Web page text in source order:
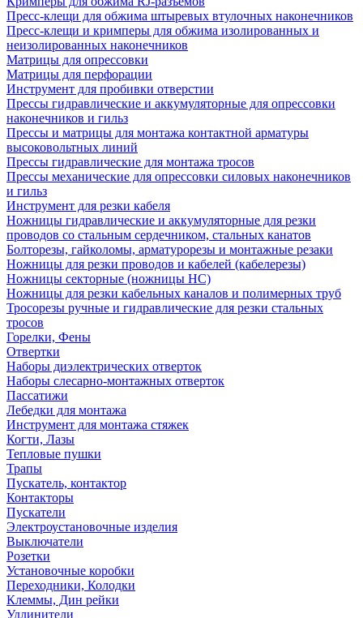
Пресс-клещи для обжима штыревых втулочных наконечников
Пресс-клещи и кримперы для обжима изолированных и
неизолированных наконечников
Матрицы для опрессовки
Матрицы для перфорации
Инструмент для пробивки отверстии
Прессы гидравлические и аккумуляторные для опрессовки
наконечников и гильз
Прессы и матрицы для монтажа контактной арматуры
высоковольтных линий
Прессы гидравлические для монтажа тросов
Прессы механические для опрессовки силовых наконечников
и гильз
Инструмент для резки кабеля
Ножницы гидравлические и аккумуляторные для резки
проводов со стальным сердечником, стальных канатов
Болторезы, гайколомы, арматурорезы и монтажные резаки
Ножницы для резки проводов и кабелей (кабелерезы)
Ножницы секторные (ножницы НС)
Ножницы для резки кабельных каналов и полимерных труб
Тросорезы ручные и гидравлические для резки стальных
тросов
Горелки, Фены
Отвертки
Наборы диэлектрических отверток
Наборы слесарно-монтажных отверток
Пассатижи
Лебедки для монтажа
Инструмент для монтажа стяжек
Когти, Лазы
Тепловые пушки
Трапы
Пускатель, контактор
Контакторы
Пускатели
Электроустановочные изделия
Выключатели
Розетки
Установочные коробки
Переходники, Колодки
Клеммы, Дин рейки
Удлинители